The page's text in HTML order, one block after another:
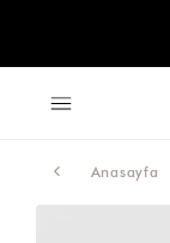
Anasayfa